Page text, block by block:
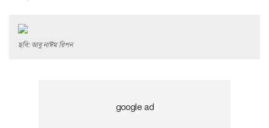
ছবি: আবু নাঈম রিপন